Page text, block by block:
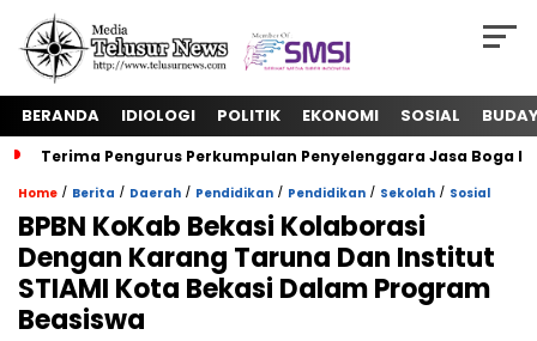
BERANDA IDIOLOGI POLITIK EKONOMI SOSIAL
Terima Pengurus Perkumpulan Penyelenggara Jasa Boga
Home / Berita / Daerah / Pendidikan / Pendidikan / Sekolah / Sosial
BPBN KoKab Bekasi Kolaborasi
Dengan Karang Taruna Dan Institut
STIAMI Kota Bekasi Dalam Program
Beasiswa